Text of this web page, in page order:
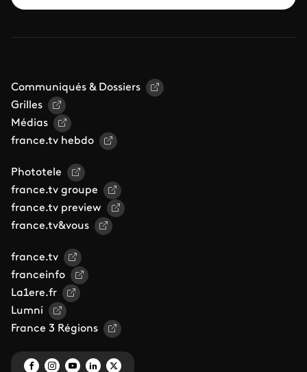
Communiqués & Dossiers
Grilles
Médias
france.tv hebdo
Phototele
france.tv groupe
france.tv preview
france.tv&vous
france.tv
franceinfo
La1ere.fr
Lumni
France 3 Régions